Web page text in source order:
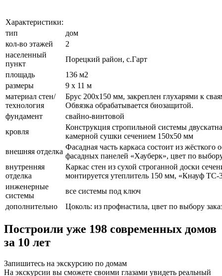
Характеристики:
тип
дом
кол-во этажей
2
населенный
пункт
Порецкий район, с.Гарт
площадь
136 м2
размеры
9 х 11 м
материал стен/
технология
Брус 200х150 мм, закреплен глухарями к
Обвязка обрабатывается биозащитой.
фундамент
свайно-винтовой
кровля
Конструкция стропильной системы
камерной сушки сечением 150х50 мм
внешняя отделка
Фасадная часть каркаса состоит из
фасадных панелей «Хауберк», цвет по
внутренняя
отделка
Каркас стен из сухой строганной доски
монтируется утеплитель 150 мм, «Кнауф ТС-
инженерные
системы
все системы под ключ
дополнительно
Цоколь: из профнастила, цвет по выбору
Построили уже 198 современных домов
за 10 лет
Запишитесь на экскурсию по домам
На экскурсии вы сможете своими глазами увидеть реальный